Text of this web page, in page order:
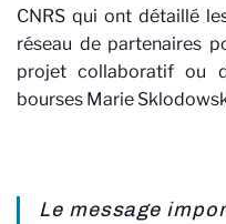
CNRS qui ont détaillé
réseau de partenaires
projet collaboratif ou
bourses Marie
Le message